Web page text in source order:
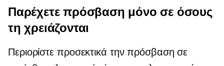
Παρέχετε πρόσβαση μόνο σε όσους
τη χρειάζονται
Περιορίστε προσεκτικά την πρόσβαση σε